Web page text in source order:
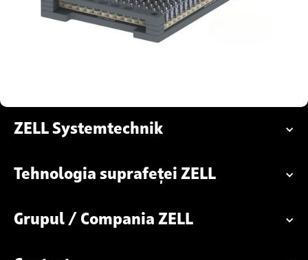
ZELL Systemtechnik
Tehnologia suprafeței ZELL
Grupul / Compania ZELL